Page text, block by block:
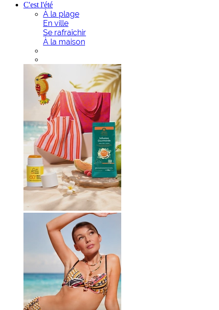
C'est l'été
À la plage
En ville
Se rafraîchir
À la maison